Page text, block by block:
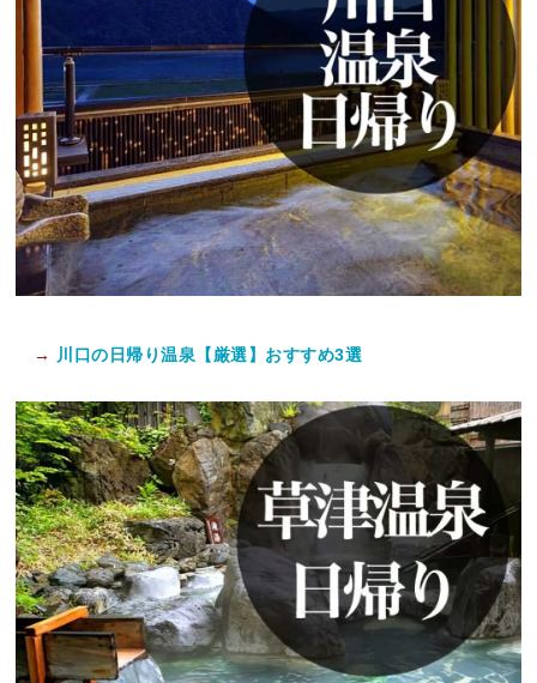
→ 川口の日帰り温泉【厳選】おすすめ3選